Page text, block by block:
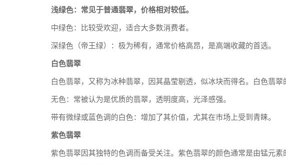
浅绿色：常见于普通翡翠，价格相对较低。
中绿色：比较受欢迎，适合大多数消费者。
深绿色（帝王绿）：极为稀有，通常价格高昂，是高端收藏的首选。
白色翡翠
白色翡翠，又称为冰种翡翠，因其晶莹剔透，似冰块而得名。白色翡翠
无色：常被认为是优质的翡翠，透明度高，光泽感强。
带有微绿或蓝色调的白色：增加了其价值，尤其在市场上受到青睐。
紫色翡翠
紫色翡翠因其独特的色调而备受关注。紫色翡翠的颜色通常是由锰元素